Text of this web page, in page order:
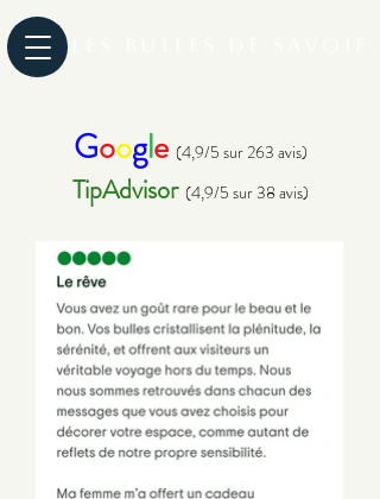
Google (4,9/5 sur 263 avis)
TipAdvisor (4,9/5 sur 38 avis)